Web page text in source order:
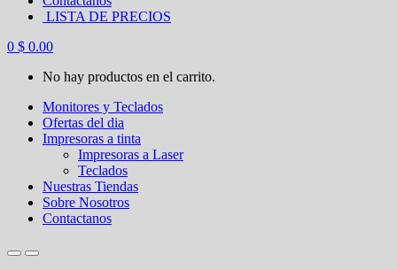
LISTA DE PRECIOS
0 $ 0.00
No hay productos en el carrito.
Monitores y Teclados
Ofertas del dia
Impresoras a tinta
Impresoras a Laser
Teclados
Nuestras Tiendas
Sobre Nosotros
Contactanos